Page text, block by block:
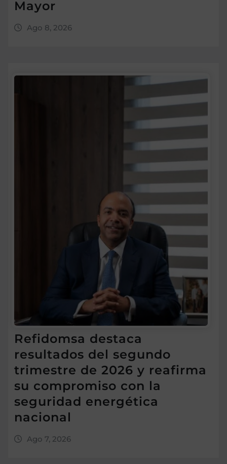
Mayor
Ago 8, 2026
Refidomsa destaca
resultados del segundo
trimestre de 2026 y reafirma
su compromiso con la
seguridad energética
nacional
Ago 7, 2026